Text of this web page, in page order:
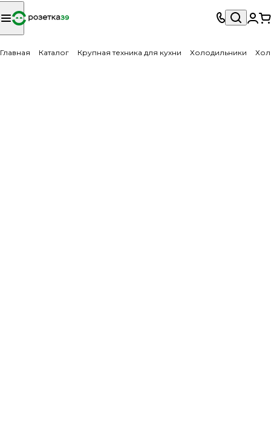
Главная Каталог Крупная техника для кухни Холодильники